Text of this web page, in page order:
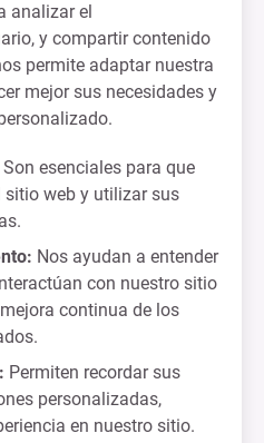
analizar el
y compartir contenido
permite adaptar nuestra
mejor sus necesidades y
Son esenciales para que
sitio web y utilizar sus
Nos ayudan a entender
con nuestro sitio
continua de los
Permiten recordar sus
personalizadas,
en nuestro sitio.